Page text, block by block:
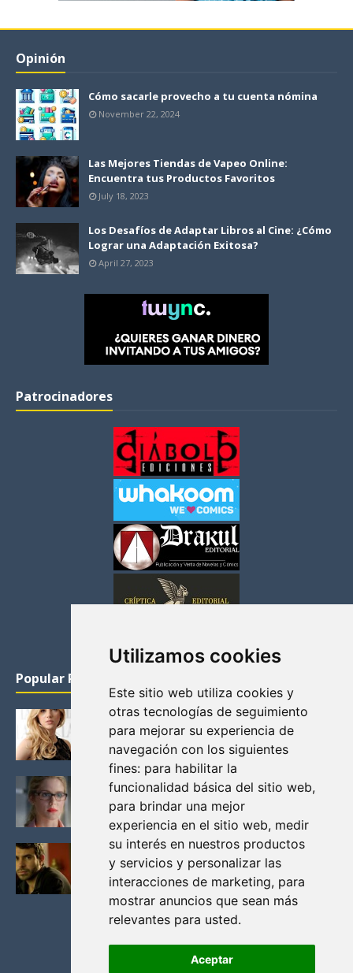
Utilizamos cookies
Este sitio web utiliza cookies y
otras tecnologías de seguimiento
para mejorar su experiencia de
navegación con los siguientes
fines: para habilitar la
funcionalidad básica del sitio web,
para brindar una mejor
experiencia en el sitio web, medir
su interés en nuestros productos
y servicios y personalizar las
interacciones de marketing, para
mostrar anuncios que sean más
relevantes para usted.
Aceptar
Opinión
Cómo sacarle provecho a tu cuenta nómina
November 22, 2024
Las Mejores Tiendas de Vapeo Online:
Encuentra tus Productos Favoritos
July 18, 2023
Los Desafíos de Adaptar Libros al Cine: ¿Cómo
Lograr una Adaptación Exitosa?
April 27, 2023
Patrocinadores
Popular Posts
KATHERYN WINNICK: LA ACTRIZ MAS GUAPA DE
VIKINGOS
Junio 14, 2013
FELICITY (EMILY BETT RICKARDS), LAS FOTOS
MAS BONITAS DE LA ALIADA DE ARROW
Noviembre 30, 2013
BLACK MIRROR: TODA TU HISTORIA. EPISODIO 3.
LA CRITICA
Mayo 17, 2012